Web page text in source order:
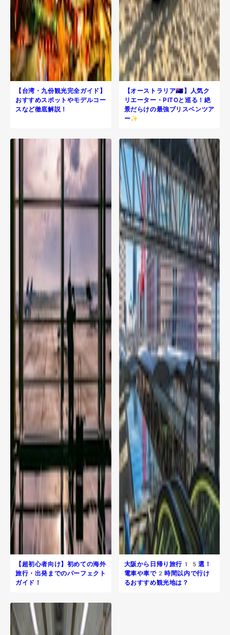
【台湾・九份観光完全ガイド】
おすすめスポットやモデルコー
スなど徹底解説！
【オーストラリア🇦🇺】人気ク
リエーター・PITOと巡る！絶
景だらけの最強ブリスベンツア
ー✨
【超初心者向け】初めての海外
旅行・出発までのパーフェクト
ガイド！
大阪から日帰り旅行​15選！
電車や車で2時間以内で行け
るおすすめ観光地は？